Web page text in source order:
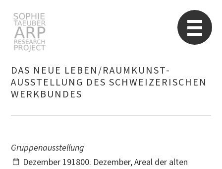
Suchen
DAS NEUE LEBEN/RAUMKUNST-
AUSSTELLUNG DES SCHWEIZERISCHEN
WERKBUNDES
Gruppenausstellung
Dezember 191800. Dezember, Areal der alten